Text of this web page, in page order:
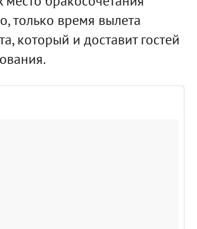
только время вылета
который и доставит гостей